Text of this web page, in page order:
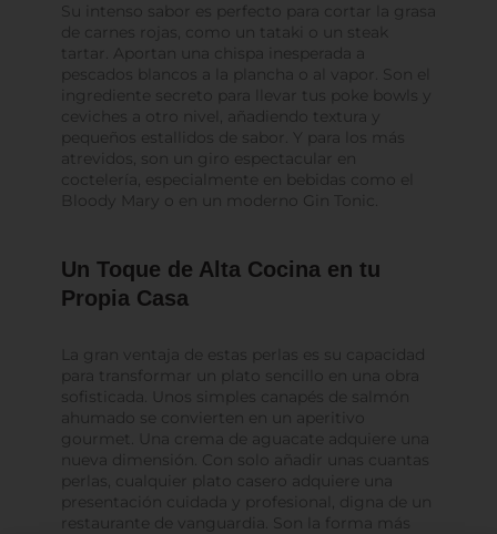
Su intenso sabor es perfecto para cortar la grasa
de carnes rojas, como un tataki o un steak
tartar. Aportan una chispa inesperada a
pescados blancos a la plancha o al vapor. Son el
ingrediente secreto para llevar tus poke bowls y
ceviches a otro nivel, añadiendo textura y
pequeños estallidos de sabor. Y para los más
atrevidos, son un giro espectacular en
coctelería, especialmente en bebidas como el
Bloody Mary o en un moderno Gin Tonic.
Un Toque de Alta Cocina en tu
Propia Casa
La gran ventaja de estas perlas es su capacidad
para transformar un plato sencillo en una obra
sofisticada. Unos simples canapés de salmón
ahumado se convierten en un aperitivo
gourmet. Una crema de aguacate adquiere una
nueva dimensión. Con solo añadir unas cuantas
perlas, cualquier plato casero adquiere una
presentación cuidada y profesional, digna de un
restaurante de vanguardia. Son la forma más